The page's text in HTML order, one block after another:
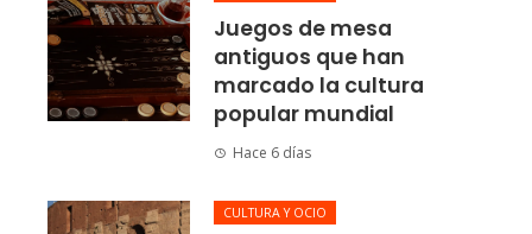
Juegos de mesa
antiguos que han
marcado la cultura
popular mundial
Hace 6 días
CULTURA Y OCIO